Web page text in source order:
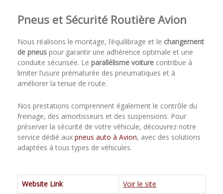
Pneus et Sécurité Routière Avion
Nous réalisons le montage, l’équilibrage et le changement
de pneus pour garantir une adhérence optimale et une
conduite sécurisée. Le parallélisme voiture contribue à
limiter l’usure prématurée des pneumatiques et à
améliorer la tenue de route.
Nos prestations comprennent également le contrôle du
freinage, des amortisseurs et des suspensions. Pour
préserver la sécurité de votre véhicule, découvrez notre
service dédié aux pneus auto à Avion, avec des solutions
adaptées à tous types de véhicules.
Website Link
Voir le site